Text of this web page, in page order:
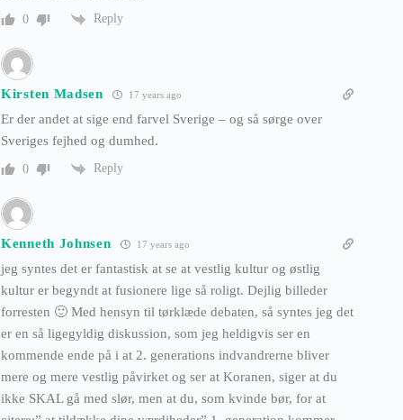
0 Reply
Kirsten Madsen 17 years ago
Er der andet at sige end farvel Sverige – og så sørge over
Sveriges fejhed og dumhed.
0 Reply
Kenneth Johnsen 17 years ago
jeg syntes det er fantastisk at se at vestlig kultur og østlig
kultur er begyndt at fusionere lige så roligt. Dejlig billeder
forresten 🙂 Med hensyn til tørklæde debaten, så syntes jeg det
er en så ligegyldig diskussion, som jeg heldigvis ser en
kommende ende på i at 2. generations indvandrerne bliver
mere og mere vestlig påvirket og ser at Koranen, siger at du
ikke SKAL gå med slør, men at du, som kvinde bør, for at